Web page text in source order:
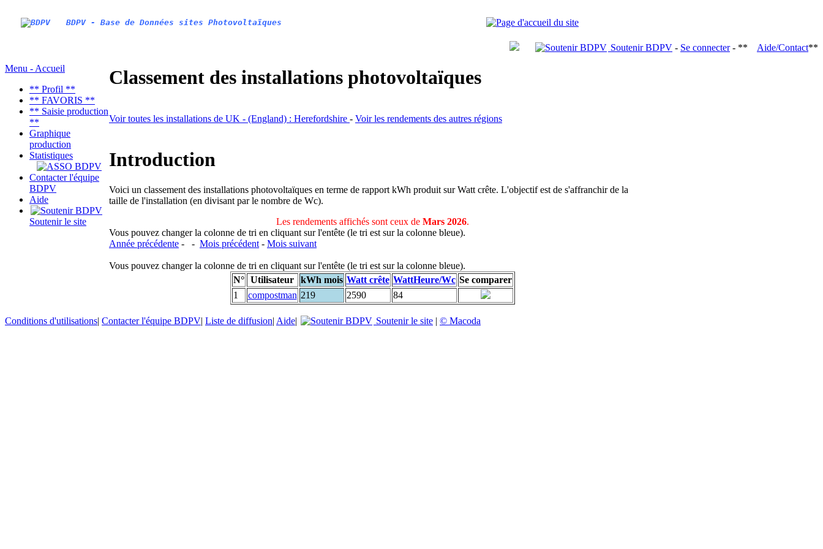
BDPV - Base de Données sites Photovoltaïques
Soutenir BDPV - Se connecter- ** Aide/Contact**
Menu - Accueil
** Profil **
** FAVORIS **
** Saisie production
**
Graphique
production
Statistiques
Contacter l'équipe
BDPV
Aide
Soutenir le site
Classement des installations photovoltaïques
Voir toutes les installations de UK - (England) : Herefordshire - Voir les rendements des autres régions
Introduction
Voici un classement des installations photovoltaïques en terme de rapport kWh produit sur Watt crête. L'objectif est de s'affranchir de la
taille de l'installation (en divisant par le nombre de Wc).
Les rendements affichés sont ceux de Mars 2026.
Vous pouvez changer la colonne de tri en cliquant sur l'entête (le tri est sur la colonne bleue).
Année précédente - - Mois précédent - Mois suivant
Vous pouvez changer la colonne de tri en cliquant sur l'entête (le tri est sur la colonne bleue).
N°
Utilisateur kWh mois Watt crête WattHeure/Wc Se comparer
1
compostman 219 2590 84
Conditions d'utilisations| Contacter l'équipe BDPV| Liste de diffusion| Aide| Soutenir le site | © Macoda